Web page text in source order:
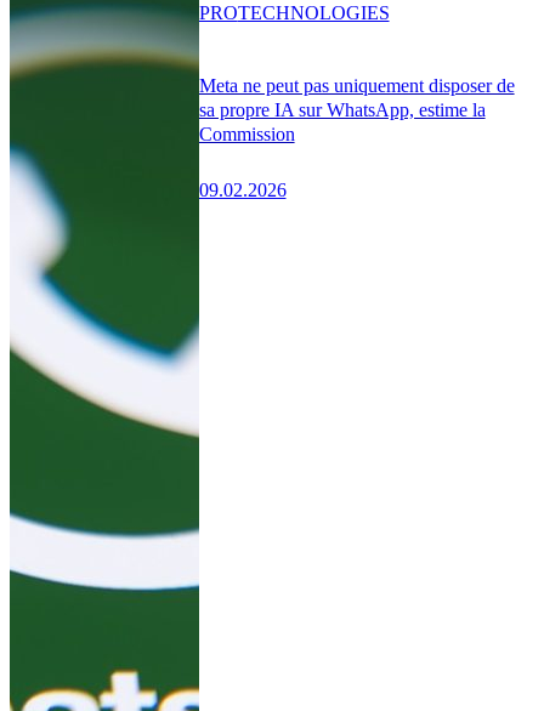
Meta ne peut pas uniquement disposer de
sa propre IA sur WhatsApp, estime la
Commission
09.02.2026
PROTECHNOLOGIES